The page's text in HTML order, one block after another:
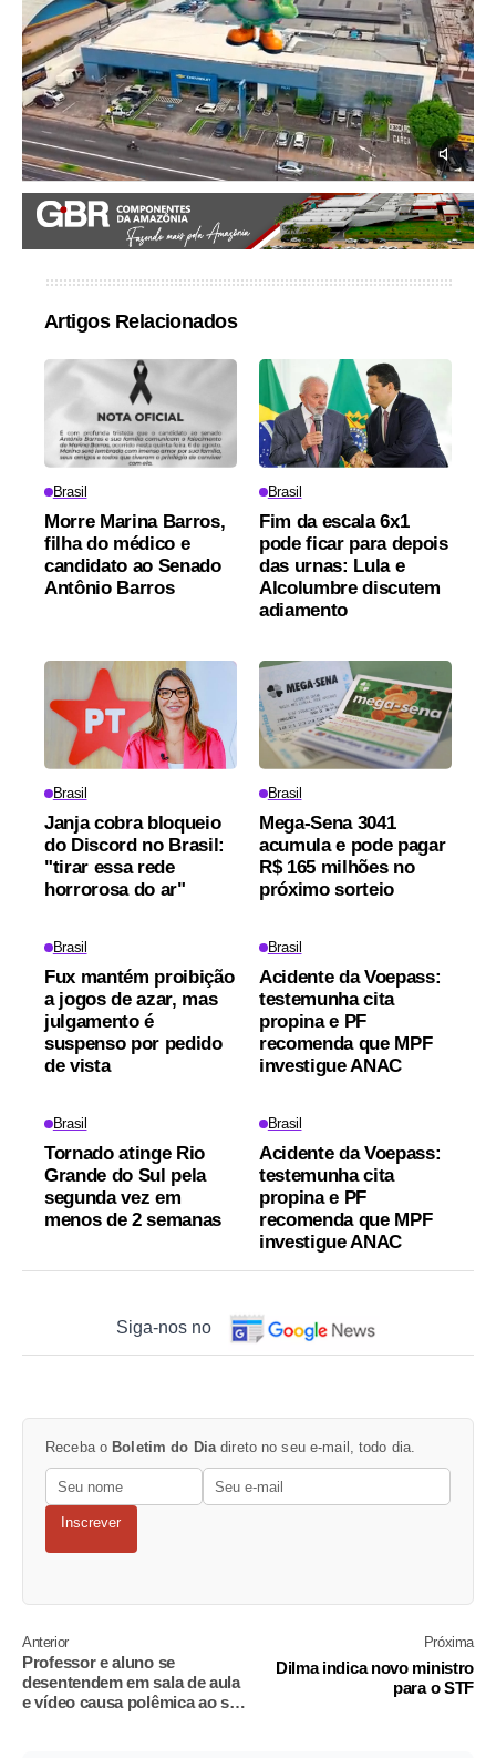
Artigos Relacionados
Brasil
Morre Marina Barros,
filha do médico e
candidato ao Senado
Antônio Barros
Brasil
Fim da escala 6x1
pode ficar para depois
das urnas: Lula e
Alcolumbre discutem
adiamento
Brasil
Janja cobra bloqueio
do Discord no Brasil:
"tirar essa rede
horrorosa do ar"
Brasil
Mega-Sena 3041
acumula e pode pagar
R$ 165 milhões no
próximo sorteio
Brasil
Fux mantém proibição
a jogos de azar, mas
julgamento é
suspenso por pedido
de vista
Brasil
Acidente da Voepass:
testemunha cita
propina e PF
recomenda que MPF
investigue ANAC
Brasil
Tornado atinge Rio
Grande do Sul pela
segunda vez em
menos de 2 semanas
Brasil
Acidente da Voepass:
testemunha cita
propina e PF
recomenda que MPF
investigue ANAC
Siga-nos no
Receba o Boletim do Dia direto no seu e-mail, todo dia.
Inscrever
Anterior
Professor e aluno se
desentendem em sala de aula
e vídeo causa polêmica ao ser
Próxima
Dilma indica novo ministro
para o STF